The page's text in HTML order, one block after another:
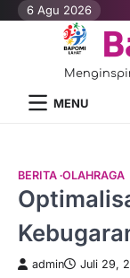
Skip6 Agu 2026
MENU
BERITA OLAHRAGA
admin Juli 29,